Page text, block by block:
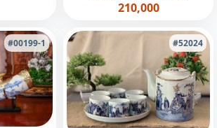
210,000
#00199-1 #52024